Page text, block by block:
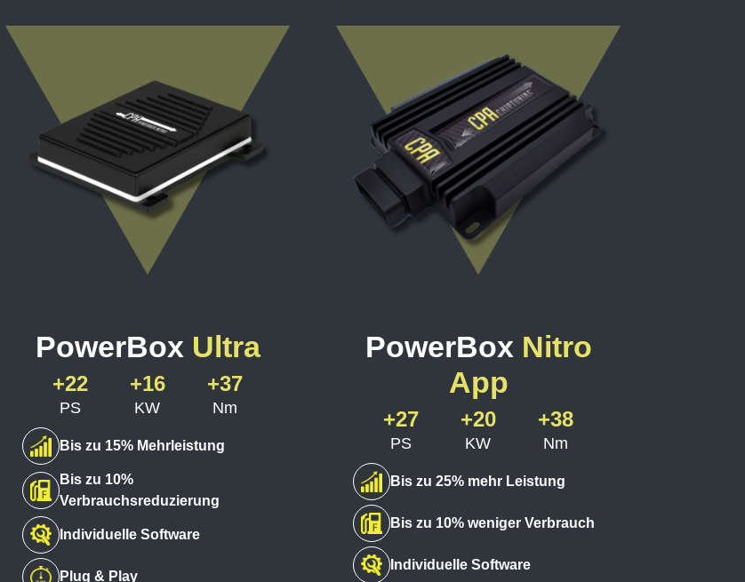
PowerBox Ultra
+22
PS
+16
KW
+37
Nm
Bis zu 15% Mehrleistung
Bis zu 10%
Verbrauchsreduzierung
Individuelle Software
Plug & Play
PowerBox Nitro
App
+27
PS
+20
KW
+38
Nm
Bis zu 25% mehr Leistung
Bis zu 10% weniger Verbrauch
Individuelle Software